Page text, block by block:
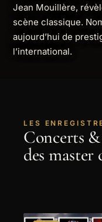
Jean Mouillère,
scène classique.
aujourd’hui de
l’international.
LES
Concerts
des master